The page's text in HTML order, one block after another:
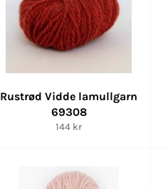
Rustrød Vidde lamullgarn
69308
Vanlig
144 kr